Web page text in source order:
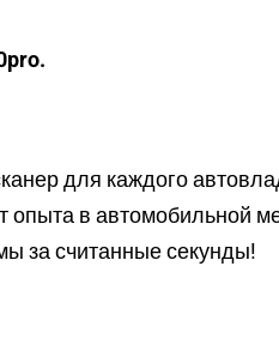
для каждого
в автомобильной
за считанные секунды!